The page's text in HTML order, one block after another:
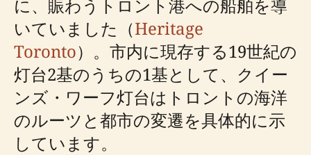
に、賑わうトロント港への船舶を導
いていました（Heritage
Toronto）。市内に現存する19世紀の
灯台2基のうちの1基として、クイー
ンズ・ワーフ灯台はトロントの海洋
のルーツと都市の変遷を具体的に示
しています。